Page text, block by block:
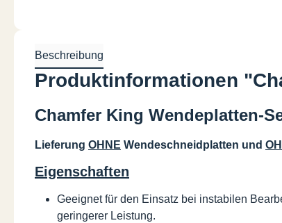
Beschreibung
Produktinformationen
Chamfer King Wendeplatten-
Lieferung OHNE Wendeschneidplatten und
Eigenschaften
Geeignet für den Einsatz bei instabilen
geringerer Leistung.